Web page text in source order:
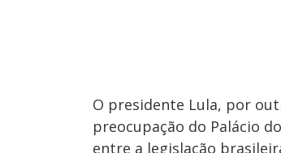
O presidente Lula, por
preocupação do Palácio
entre a legislação